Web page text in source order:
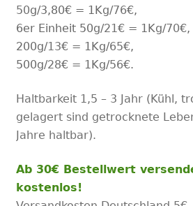
50g/3,80€ = 1Kg/76€,
6er Einheit 50g/21€ = 1Kg/70€,
200g/13€ = 1Kg/65€,
500g/28€ = 1Kg/56€.
Haltbarkeit 1,5 – 3 Jahr (Kühl,
gelagert sind getrocknete
Jahre haltbar).
Ab 30€ Bestellwert
kostenlos!